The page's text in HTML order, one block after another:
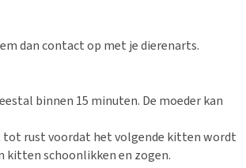
dan contact op met je dierenarts.
binnen 15 minuten. De moeder kan
tot rust voordat het volgende kitten wordt
kitten schoonlikken en zogen.